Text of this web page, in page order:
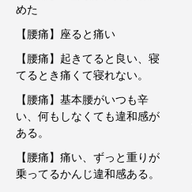
めた
【腰痛】座ると痛い
【腰痛】起きてると良い、寝
てるとき痛くて寝れない。
【腰痛】基本腰がいつも辛
い、何もしなくても違和感が
ある。
【腰痛】痛い、ずっと重りが
乗ってるかんじ違和感ある。